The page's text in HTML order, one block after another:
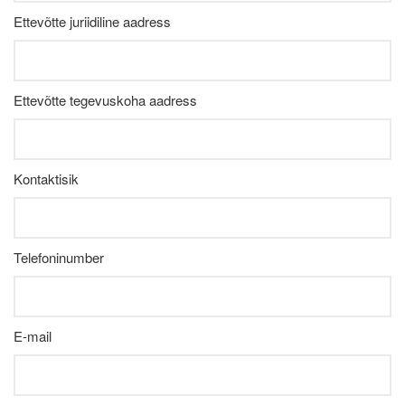
Ettevõtte juriidiline aadress
Ettevõtte tegevuskoha aadress
Kontaktisik
Telefoninumber
E-mail